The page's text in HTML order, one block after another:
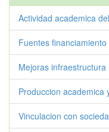
Actividad academica
Fuentes financiamiento
Mejoras infraestructura
Produccion academica
Vinculacion con